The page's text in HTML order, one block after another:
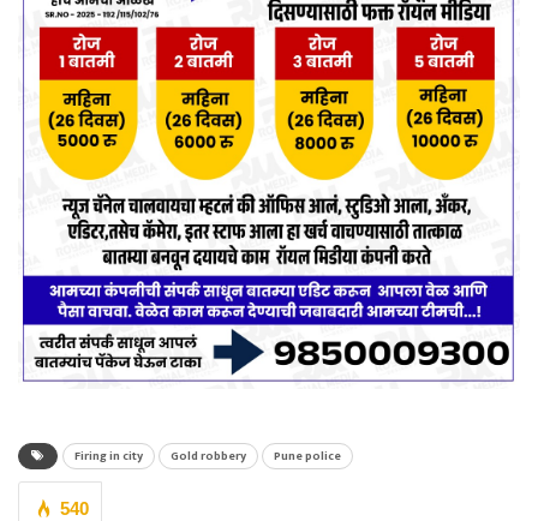
Firing in city Gold robbery Pune police
540